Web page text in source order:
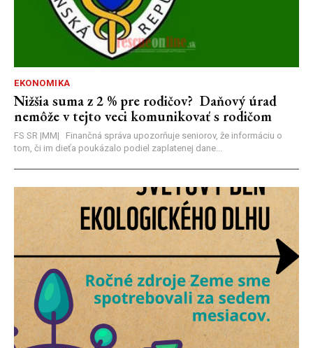
EKONOMIKA
Nižšia suma z 2 % pre rodičov? Daňový úrad
nemôže v tejto veci komunikovať s rodičom
FS SR |MM| Finančná správa upozorňuje seniorov, že informáciu o
tom, či im dieťa poukázalo podiel zaplatenej dane...